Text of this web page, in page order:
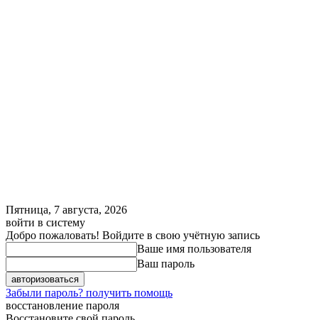
Пятница, 7 августа, 2026
войти в систему
Добро пожаловать! Войдите в свою учётную запись
Ваше имя пользователя
Ваш пароль
Забыли пароль? получить помощь
восстановление пароля